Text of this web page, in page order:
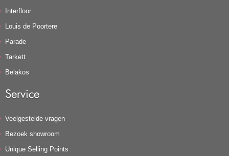
Interfloor
Louis de Poortere
Parade
Tarkett
Belakos
Service
Veelgestelde vragen
Bezoek showroom
Unique Selling Points